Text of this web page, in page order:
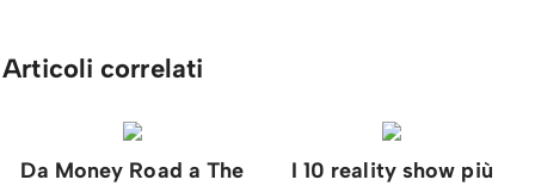
Articoli correlati
Da Money Road a The
I 10 reality show più